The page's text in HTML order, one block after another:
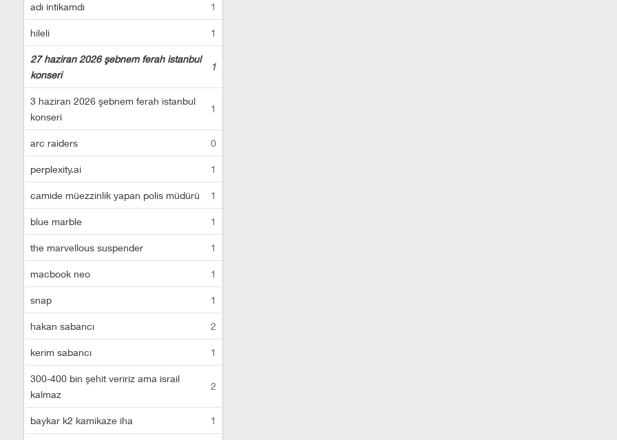
adı intikamdı 1
hileli 1
27 haziran 2026 şebnem ferah istanbul
konseri
1
3 haziran 2026 şebnem ferah istanbul
konseri
1
arc raiders 0
perplexity.ai 1
camide müezzinlik yapan polis müdürü 1
blue marble 1
the marvellous suspender 1
macbook neo 1
snap 1
hakan sabancı 2
kerim sabancı 1
300-400 bin şehit veririz ama israil
kalmaz
2
baykar k2 kamikaze iha 1